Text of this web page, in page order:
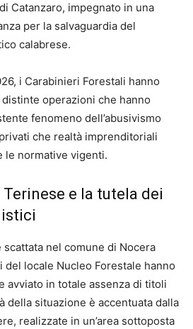
Catanzaro, impegnato in una
per la salvaguardia del
calabrese.
i Carabinieri Forestali hanno
operazioni che hanno
fenomeno dell’abusivismo
che realtà imprenditoriali
le normative vigenti.
e la tutela dei
scattata nel comune di Nocera
del locale Nucleo Forestale hanno
avviato in totale assenza di titoli
della situazione è accentuata dalla
realizzate in un’area sottoposta